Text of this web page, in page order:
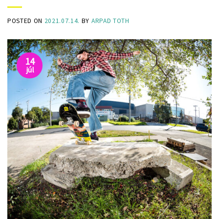
POSTED ON 2021.07.14. BY ARPAD TOTH
14
júl